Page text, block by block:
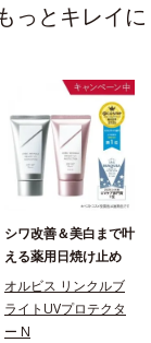
っとキレイに
シワ改善＆美白まで叶
える薬用日焼け止め
オルビス リンクルブ
ライトUVプロテクタ
ー N